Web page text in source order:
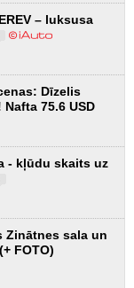
– luksusa
Dīzelis
75.6 USD
- kļūdu skaits uz
Zinātnes sala un
FOTO)